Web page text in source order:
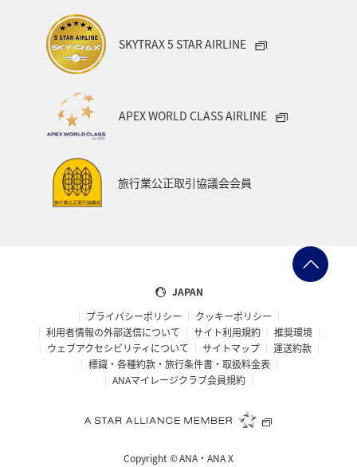
日常
大分県 兵庫県
SKYTRAX 5 STAR AIRLINE
APEX WORLD CLASS AIRLINE
旅行業公正取引協議会会員
JAPAN
プライバシーポリシー
クッキーポリシー
利用者情報の外部送信について
サイト利用規約
推奨環境
ウェブアクセシビリティについて
サイトマップ
運送約款
標識・各種約款・旅行条件書・取扱料金表
ANAマイレージクラブ会員規約
Copyright ©ANA・ANA X